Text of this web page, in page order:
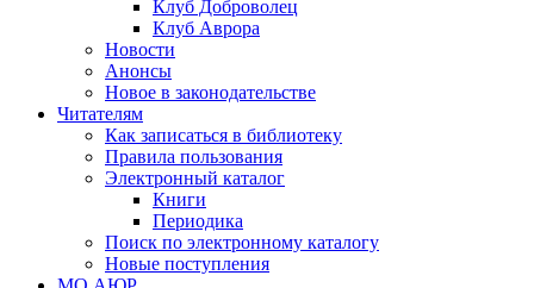
Клуб Доброволец
Клуб Аврора
Новости
Анонсы
Новое в законодательстве
Читателям
Как записаться в библиотеку
Правила пользования
Электронный каталог
Книги
Периодика
Поиск по электронному каталогу
Новые поступления